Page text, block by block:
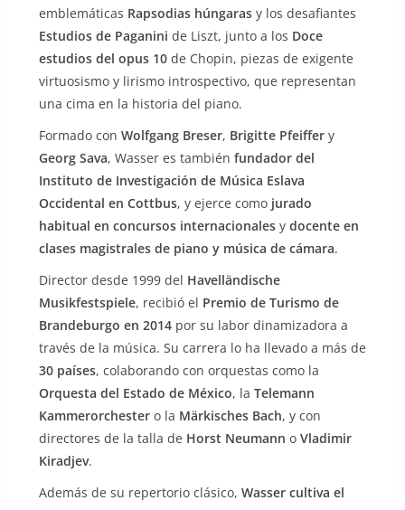
emblemáticas Rapsodias húngarasy los desafiantes
Estudios de Paganini de Liszt, junto a los Doce
estudios del opus 10de Chopin, piezas de exigente
virtuosismo y lirismo introspectivo, que representan
una cima en la historia del piano.
Formado con Wolfgang Breser, Brigitte Pfeiffery
Georg Sava, Wasser es también fundador del
Instituto de Investigación de Música Eslava
Occidental en Cottbus, y ejerce como jurado
habitual en concursos internacionalesy docente en
clases magistrales de piano y música de cámara.
Director desde 1999 del Havelländische
Musikfestspiele, recibió el Premio de Turismo de
Brandeburgo en 2014por su labor dinamizadora a
través de la música. Su carrera lo ha llevado a más de
30 países, colaborando con orquestas como la
Orquesta del Estado de México, la Telemann
Kammerorchestero la Märkisches Bach, y con
directores de la talla de Horst Neumann o Vladimir
Kiradjev.
Además de su repertorio clásico, Wasser cultiva el